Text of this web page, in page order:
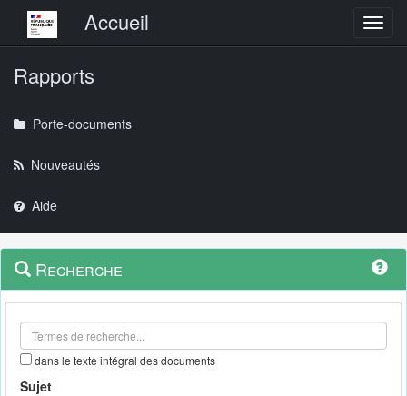
Menu principalAccueil
Rapports
Porte-documents
Nouveautés
Aide
Navigation
outils
Menu
contextuel
Recherche
dans le texte intégral des documents
Sujet